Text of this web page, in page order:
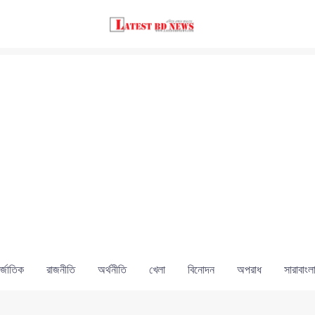
রাজনীতি অর্থনীতি খেলা বিনোদন অপরাধ সারাবাংলা